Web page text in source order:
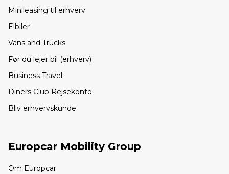
Minileasing til erhverv
Elbiler
Vans and Trucks
Før du lejer bil (erhverv)
Business Travel
Diners Club Rejsekonto
Bliv erhvervskunde
Europcar Mobility Group
Om Europcar